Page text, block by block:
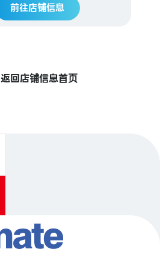
前往店铺信息
返回店铺信息首页